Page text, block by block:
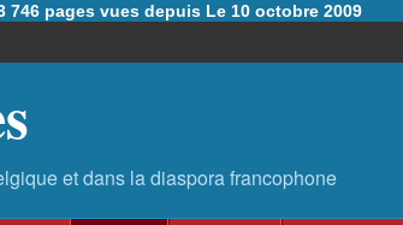
pages vues depuis Le 10 octobre 2009